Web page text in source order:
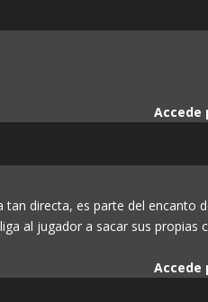
Accede
directa, es parte del encanto
al jugador a sacar sus propias
Accede